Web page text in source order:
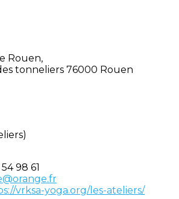
Rouen,
tonneliers 76000 Rouen
98 61
vrksa-yoga.org/les-ateliers/